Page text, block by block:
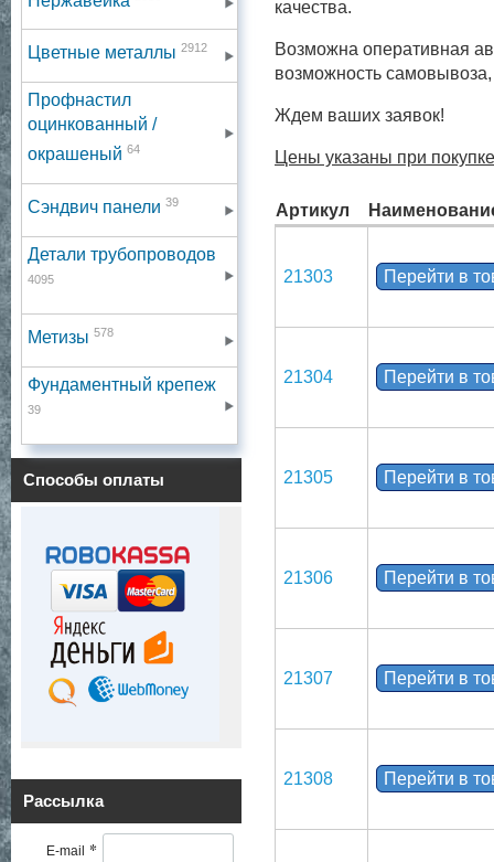
Цветные металлы 2912
Профнастил
оцинкованный /
окрашеный 64
Сэндвич панели 39
Детали трубопроводов
4095
Метизы 578
Фундаментный крепеж
39
Способы оплаты
Рассылка
E-mail *
качества.
Возможна оперативная
возможность
Ждем ваших заявок!
Цены указаны при
Артикул
21303 Перейти в
21304 Перейти в
21305 Перейти в
21306 Перейти в
21307 Перейти в
21308 Перейти в